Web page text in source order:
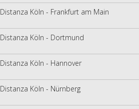
Distanza Köln - Frankfurt am Main
Distanza Köln - Dortmund
Distanza Köln - Hannover
Distanza Köln - Nürnberg